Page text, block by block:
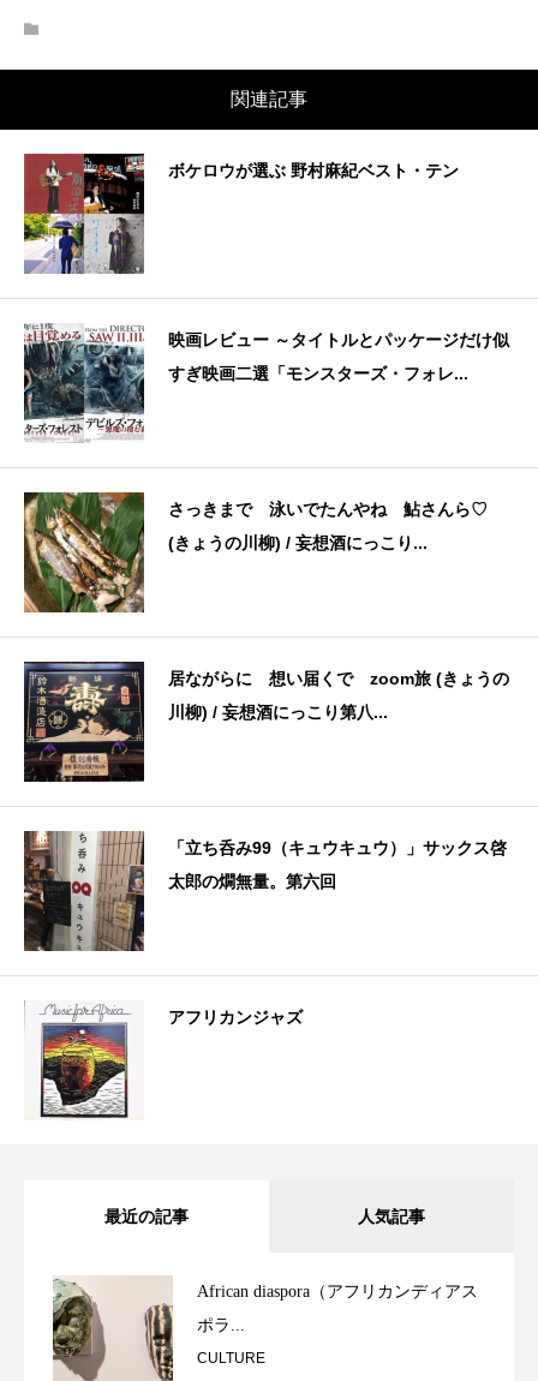
関連記事
ボケロウが選ぶ 野村麻紀ベスト・テン
映画レビュー ～タイトルとパッケージだけ似
すぎ映画二選「モンスターズ・フォレ...
さっきまで 泳いでたんやね 鮎さんら♡
(きょうの川柳) / 妄想酒にっこり...
居ながらに 想い届くで zoom旅 (きょうの
川柳) / 妄想酒にっこり第八...
「立ち呑み99（キュウキュウ）」サックス啓
太郎の燗無量。第六回
アフリカンジャズ
最近の記事 人気記事
African diaspora（アフリカンディアス
ポラ...
CULTURE